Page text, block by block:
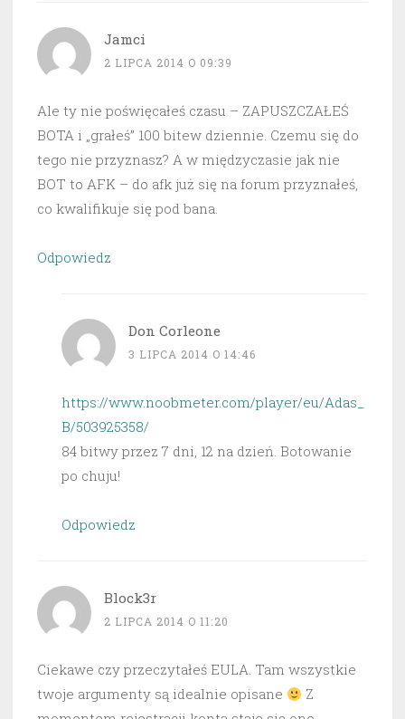
Jamci
2 LIPCA 2014 O 09:39
Ale ty nie poświęcałeś czasu – ZAPUSZCZAŁEŚ
BOTA i „grałeś” 100 bitew dziennie. Czemu się do
tego nie przyznasz? A w międzyczasie jak nie
BOT to AFK – do afk już się na forum przyznałeś,
co kwalifikuje się pod bana.
Odpowiedz
Don Corleone
3 LIPCA 2014 O 14:46
https://www.noobmeter.com/player/eu/Adas_
B/503925358/
84 bitwy przez 7 dni, 12 na dzień. Botowanie
po chuju!
Odpowiedz
Block3r
2 LIPCA 2014 O 11:20
Ciekawe czy przeczytałeś EULA. Tam wszystkie
twoje argumenty są idealnie opisane
Z